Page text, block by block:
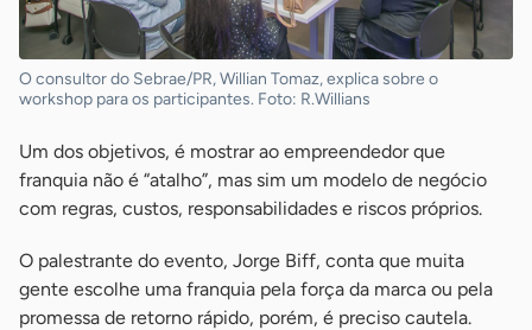
O consultor do Sebrae/PR, Willian Tomaz, explica sobre o
workshop para os participantes. Foto: R.Willians
Um dos objetivos, é mostrar ao empreendedor que
franquia não é “atalho”, mas sim um modelo de negócio
com regras, custos, responsabilidades e riscos próprios.
O palestrante do evento, Jorge Biff, conta que muita
gente escolhe uma franquia pela força da marca ou pela
promessa de retorno rápido, porém, é preciso cautela.